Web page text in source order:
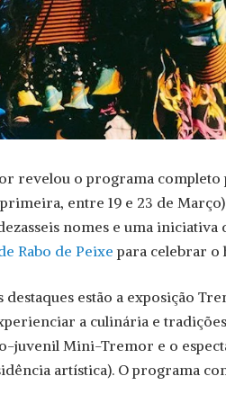
revelou o programa completo
entre 19 e 23 de
nomes e uma iniciativa
Rabo de Peixe para celebrar o
destaques estão a exposição
a culinária e
juvenil Mini-Tremor e o
artística). O programa